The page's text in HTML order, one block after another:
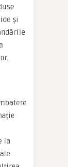
și
la